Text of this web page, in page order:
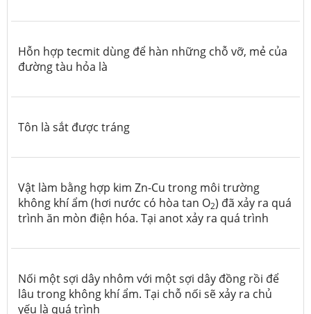
Hỗn hợp tecmit dùng để hàn những chỗ vỡ, mẻ của
đường tàu hỏa là
Tôn là sắt được tráng
Vật làm bằng hợp kim Zn-Cu trong môi trường
không khí ẩm (hơi nước có hòa tan O2) đã xảy ra quá
trình ăn mòn điện hóa. Tại anot xảy ra quá trình
Nối một sợi dây nhôm với một sợi dây đồng rồi để
lâu trong không khí ẩm. Tại chỗ nối sẽ xảy ra chủ
yếu là quá trình